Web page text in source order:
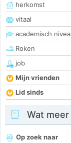
herkomst
vitaal
academisch
Roken
job
Mijn vrienden
Lid sinds
Wat
Op zoek naar